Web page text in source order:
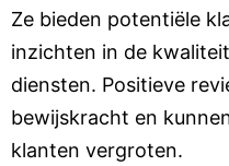
Ze bieden potentiële
inzichten in de
diensten. Positieve
bewijskracht en
klanten vergroten.